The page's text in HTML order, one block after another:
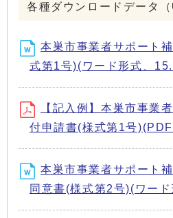
各種ダウンロードデータ（
本巣市事業者サポート
式第1号)(ワード形式、
【記入例】本巣市事業
付申請書(様式第1号
本巣市事業者サポート
同意書(様式第2号)(ワー